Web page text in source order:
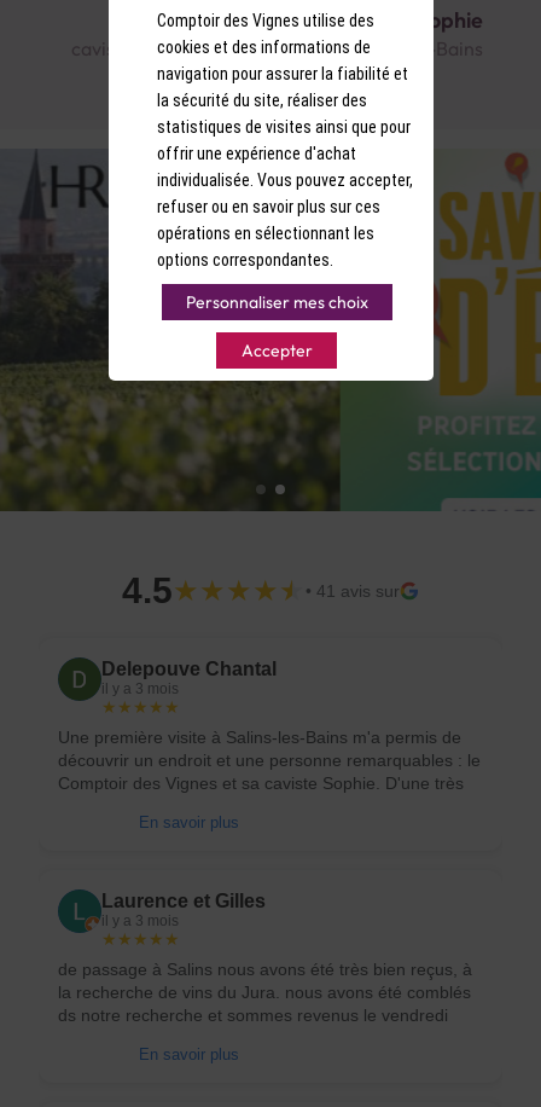
Sophie
caviste au Comptoir des Vignes Salins-les-Bains
4.5★★★★★ • 41 avis sur
Delepouve Chantal
il y a 3 mois
★★★★★
Une première visite à Salins-les-Bains m'a permis de
découvrir un endroit et une personne remarquables : le
Comptoir des Vignes et sa caviste Sophie. D'une très
vins du Jura avec des compétences professionnelles
rencontres gourmandes, elle m'a proposée d'assister à
une dégustation de différents rhums où j'ai passé un
moment inoubliable ! Je recommande vivement à
quiconque de se rendre au Comptoir des Vignes à
Salins-les-Bains et particulièrement sa caviste Sophie
qui, de surcroît, rend cet endroit exceptionnel..
En savoir plus
Laurence et Gilles
il y a 3 mois
★★★★★
de passage à Salins nous avons été très bien reçus, à
la recherche de vins du Jura. nous avons été comblés
ds notre recherche et sommes revenus le vendredi
professionnelle nous a tellement plu que nous
En savoir plus
Comptoir des Vignes utilise des
cookies et des informations de
navigation pour assurer la fiabilité et
la sécurité du site, réaliser des
statistiques de visites ainsi que pour
offrir une expérience d'achat
individualisée. Vous pouvez accepter,
refuser ou en savoir plus sur ces
opérations en sélectionnant les
options correspondantes.
Personnaliser mes choix
Accepter